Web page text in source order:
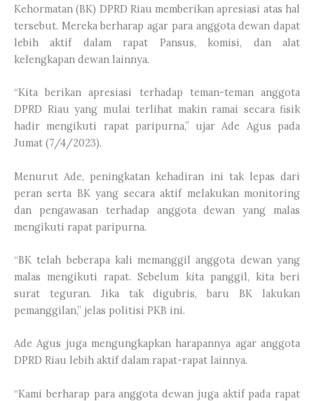
Kehormatan (BK) DPRD Riau memberikan apresiasi atas hal
tersebut. Mereka berharap agar para anggota dewan dapat
lebih aktif dalam rapat Pansus, komisi, dan alat
kelengkapan dewan lainnya.
“Kita berikan apresiasi terhadap teman-teman anggota
DPRD Riau yang mulai terlihat makin ramai secara fisik
hadir mengikuti rapat paripurna,” ujar Ade Agus pada
Jumat (7/4/2023).
Menurut Ade, peningkatan kehadiran ini tak lepas dari
peran serta BK yang secara aktif melakukan monitoring
dan pengawasan terhadap anggota dewan yang malas
mengikuti rapat paripurna.
“BK telah beberapa kali memanggil anggota dewan yang
malas mengikuti rapat. Sebelum kita panggil, kita beri
surat teguran. Jika tak digubris, baru BK lakukan
pemanggilan,” jelas politisi PKB ini.
Ade Agus juga mengungkapkan harapannya agar anggota
DPRD Riau lebih aktif dalam rapat-rapat lainnya.
“Kami berharap para anggota dewan juga aktif pada rapat